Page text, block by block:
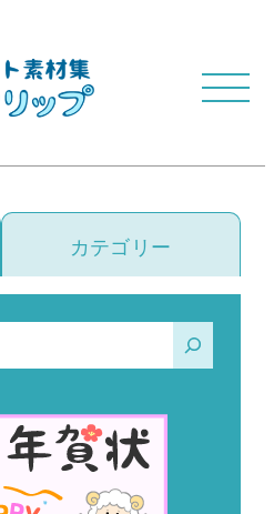
カテゴリー